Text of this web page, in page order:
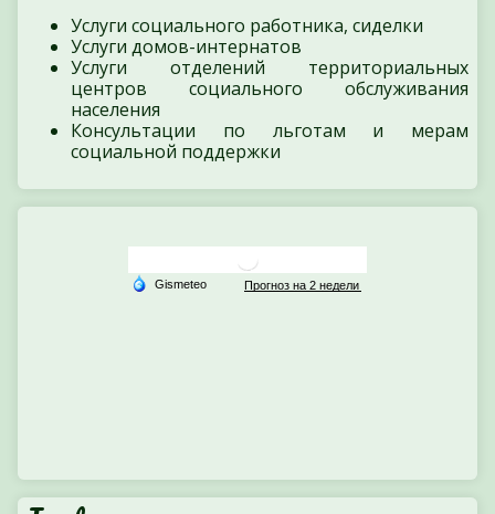
Услуги социального работника, сиделки
Услуги домов-интернатов
Услуги отделений территориальных
центров социального обслуживания
населения
Консультации по льготам и мерам
социальной поддержки